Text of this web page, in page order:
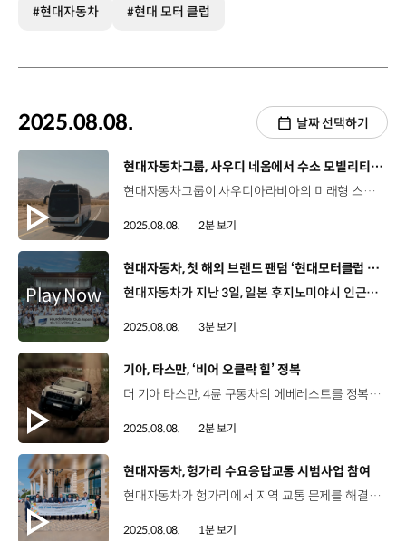
#현대자동차 #현대 모터 클럽
2025.08.08. 날짜 선택하기
[동영상]
현대자동차그룹, 사우디 네옴에서 수소 모빌리티 주행 실증
현대자동차그룹이 사우디아라비아의 미래형 스마트시티 ‘네옴’에서 수소 모빌리티 생태계 구축을 위한 가능성을 확인했습니다. 지난 5월 진행된 유니버스 FCEV의 주행 실증은 네옴 중심 업무지구와 해발 2,080미터에 위치한 트로제나 베이스캠프를 잇는 구간에서 진행됐는데요, 급경사와 곡선구간이 끊임없이 이어진 험난한 산악과 사막 지형으로 이루어져 있습니다. 이는 승용차에 비해 무게 중심이 높고, 제동 거리가 긴 유니버스 FCEV에게는 특히 더 가혹한 주행 환경입니다. 이번 열흘 간의 주행 실증을 통해 현대자동차그룹은 네옴에서 수소 모빌리티를 성공적으로 운행한 세계 최초의 기업이 됐는데요. 험난한 지형에서도 친환경 수소 모빌리티 솔루션이 운영 가능하다는 것을 증명했습니다. 공연종 매니저 / 현대자동차·기아 스마트시티사업추진Cell 수소 모빌리티는 전기차에 비해 주행거리와 충전 속도 등 운영 효율성이 뛰어납니다. 이러한 현대자동차그룹 수소 모빌리티의 장점은 네옴의 다양한 지형과 특히, 산악지대인 트로제나처럼 고도가 높고 지형이 험한 지역까지 광활한 범위를 연결하는데 적합합니다.Hydrogen mobility offers a superior operational efficiency, for example, range and refueling speed compared to conventional electrified vehicle. These advantages make it particularly well suited for connecting NEOM's vast and diverse geography like Trojena, mountainous region where the high altitude and demanding like harsh terrain that requires a robust mobility like ours. 한편, 현대자동차그룹은 지난해 9월, 네옴과 ‘친환경 미래 모빌리티 도입을 위한 업무협약’을 체결하고, 이번 주행 실증 외에도 다양한 협력 프로젝트를 진행해오고 있습니다.
2025.08.08. 2분 보기
[동영상]
현대자동차, 첫 해외 브랜드 팬덤 ‘현대모터클럽 재팬’ 출범
현대자동차가 지난 3일, 일본 후지노미야시 인근에서 해외 첫 공식 브랜드 팬덤 ‘현대모터클럽 재팬’의 공식 출범행사를 진행했습니다. 현대모터클럽(코리아)은 지난 2015년 자발적으로 창설된 브랜드 팬덤으로, 현대자동차를 매개로 모인 12만 2천여 명의 사람들이 정보를 공유하고 건전한 자동차 문화를 선도하는 온오프라인 커뮤니티로 성장해왔는데요, 현대자동차는 그동안, 현대모터클럽의 활동을 지원하고 피드백을 적극 수용해 더 나은 제품과 서비스를 개발하는 선순환 체계를 구축해 왔습니다. 지난 3일부터 1박 2일간 후지산 인근 캠핑장에서 진행된 ‘현대모터클럽 재팬’의 출범 행사에는 현대자동차 관계자와 한ㆍ일 양국의 회원들이 참석했는데요, 현대자동차 브랜드의 전기차를 운행하며 느낀 매력과 EV 라이프를 즐기는 방식에 대해 이야기를 나누고, 국내 최대의 자동차 팬덤으로 성장한 현대모터클럽의 운영 노하우와 활동 내역, 향후 협력 계획 등을 공유했습니다. 시메기 토시유키 법인장 / 현대자동차 일본법인일본 현지에서 현대자동차를 사랑해주시는 많은 분들이 계셔서 큰 힘을 얻고 있습니다. 현대자동차 일본법인은 고객 여러분의 자동차 생활을 건강하고, 원활하게 이어갈 수 있도록 최선을 다해 지원하겠습니다. 특히, 아이오닉 5로 함께 캠핑하며 V2L 기능을 활용해 식사와 행사 용품을 사용하는 등 현대자동차 체험 기회와 유대감 형성의 시간도 제공했습니다. 테즈카 / 현대모터클럽 재팬 회원많은 참가자와 교류할 수 있어서 좋았고, 다양한 음식들도 함께 나눠 먹으며 떠들썩하게 즐겼던 유쾌한 시간이었습니다. 토미타 켄고 / 현대모터클럽 재팬 회원일본에서는 전기차를 처음 접하는 사람도 많고, 현대자동차 브랜드도 익숙하지 않은 사람들이 많기 때문에, ‘현대모터클럽 재팬’이 현대자동차와 함께 차량 오너들을 지원해 나가는 체계를 만들고, 다른 클럽과 교류하면서 전기차가 더 널리 보급되길 희망합니다. 이번 ‘현대모터클럽 재팬’의 출범은 현지 고객들의 니즈를 더욱 깊이 있게 파악하고, 일본 내 브랜드 인지도를 높일 것으로 기대를 모으고 있는데요, 현대자동차는 앞으로도 글로벌 팬덤을 확장해 고객의 목소리에 귀 기울이고 현대자동차만의 차별화된 가치를 알릴 계획입니다.
2025.08.08. 3분 보기
[동영상]
기아, 타스만, ‘비어 오클락 힐’ 정복
더 기아 타스만, 4륜 구동차의 에베레스트를 정복하다?! 기아의 첫 픽업트럭 타스만의 호주 오프로드 등정 영상 호주 오프로드 전문 유튜브 채널 ‘팀 브리 오프로드’에 소개 (Team Bree Offroad) 다양한 4륜 구동 차량을 극한의 환경에서 성능 검증하는 유튜브 채널 순정 상태에 오프로드 전용 타이어만 장착한 타스만 X-Pro 모델 루카스 브리 / 오프로드 전문 유튜버더 기아 타스만입니다. 이 차는 어떠한 개조도 거치지 않은 순정 상태입니다. 많은 장애물을 넘어서, 언덕 꼭대기까지 올라가보려 합니다. 호주 오프로드 애호가들의 명소 ‘비어 오클락 힐’ 경사도 50도, 길이 100m 가파른 언덕과 바위, 진흙 등의 혼합 지형 험로 주파를 위해 ‘4L 모드‘와 ‘후륜 e-LD’ 기능 활성화 (4-Wheel Drive Low) (전자식 차동기어 잠금장치) 루카스 브리 / 오프로드 전문 유튜버타스만의 전륜에는 차동기어 잠금장치가 탑재되지 않았습니다. 그래서 ‘트랙션 컨트롤 시스템(TCS)’ 역할이 중요합니다. 바위 구조물과 진흙으로 인해 오르기 쉽지 않은 상황 한쪽 바퀴가 뜬 상황 등에서도 ‘트랙션 컨트롤 시스템(TCS)’이 적극적으로 개입 (구동력을 제어해 안정적인 주행을 돕는 기능) 덕분에 안정적으로 험로를 탈출해 '비어 오클락 힐' 정상 도착! 루카스 브리 / 오프로드 전문 유튜버저는 타스만에 반해버렸습니다. 본실력을 다 보여준 것도 아닌데, 거뜬히 정상에 올라왔습니다. 평소보다 좀 더 과하게 몰긴 했지만, 정말 믿을 수 없을 정도로 훌륭한 성능을 보여줬습니다. 등정 성공 후, 타스만의 차량 하부 확인 험로 주행 직후임에도 주요 차체 구조가 손상되지 않은 타스만 극한 지형 코스를 정복하며 드러난 타스만의 내구성과 완성도 “타스만이 호주 소비자에게 훌륭한 경쟁모델로 자리매김할 것이다.” - 호주의 유력 자동차 전문지 -‘4X4’- “호주에서 가장 넘기 어려운 비어 오클락 힐에 도전해 호주 소비자들에게 역량을 입증했다” - 자동차 전문지 ‘DRIVE’- “타스만이 믿을 수 있는 4륜구동 차라는 걸 알게 됐다”“진짜 말도 안 된다, 게다가 순정 차량이라니 대단하다” -유튜브 영상 댓글- “타스만이 넘지 못할 곳은 없다”
2025.08.08. 2분 보기
[동영상]
현대자동차, 헝가리 수요응답교통 시범사업 참여
현대자동차가 헝가리에서 지역 교통 문제를 해결하기 위한 수요응답교통 운영 시범사업에 참여합니다. 수요응답교통은 고정 경로를 운행하는 기존의 대중교통과 다르게, 이용객의 호출에 따라 필요한 경로만 운행하는 모빌리티 서비스입니다. 현대자동차가 개발한 수요응답교통 ‘셔클(SHUCLE)’ 플랫폼은 지난 2021년부터 국내 교통 소외 지역에 적용됐는데요, 해외에 적용한 것은 이번 시범사업이 최초입니다. 현대자동차는 오는 10월 31일까지 약 12주간, 헝가리 괴될뢰 지역 사정에 맞춰 셔클 플랫폼을 최적화해 제공하고, 시스템 유지관리를 담당해 공공교통 편의성 개선에 기여할 예정입니다.
2025.08.08. 1분 보기